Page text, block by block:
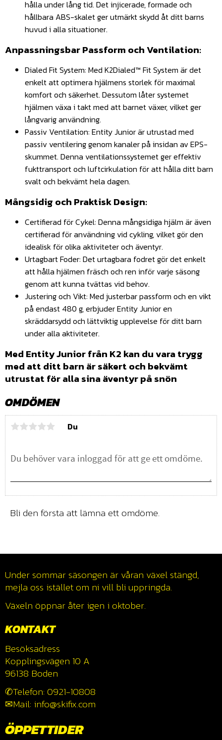
hålla under lång tid. Det injicerade, formade och
hållbara ABS-skalet ger utmärkt skydd åt ditt barns
huvud i alla situationer.
Anpassningsbar Passform och Ventilation:
Dialed Fit System: Med K2Dialed™ Fit System är det
enkelt att optimera hjälmens storlek för maximal
komfort och säkerhet. Dessutom låter systemet
hjälmen växa i takt med att barnet växer, vilket ger
långvarig användning.
Passiv Ventilation: Entity Junior är utrustad med
passiv ventilering genom kanaler på insidan av EPS-
skummet. Denna ventilationssystemet ger effektiv
fukttransport och luftcirkulation för att hålla ditt barn
svalt och bekvämt hela dagen.
Mångsidig och Praktisk Design:
Certifierad för Cykel: Denna mångsidiga hjälm är även
certifierad för användning vid cykling, vilket gör den
idealisk för olika aktiviteter och äventyr.
Urtagbart Foder: Det urtagbara fodret gör det enkelt
att hålla hjälmen fräsch och ren inför varje säsong
genom att kunna tvättas vid behov.
Justering och Vikt: Med justerbar passform och en vikt
på endast 480 g, erbjuder Entity Junior en
skräddarsydd och lättviktig upplevelse för ditt barn
under alla aktiviteter.
Med Entity Junior från K2 kan du vara trygg
med att ditt barn är säkert och bekvämt
utrustat för alla sina äventyr på snön
OMDÖMEN
Du
Bli den första att lämna ett omdöme.
Under sommar säsongen är våran växel stängd,
mejla oss istället om ni vill bli uppringda.
Växeln öppnar åter igen i oktober.
KONTAKT
Besöksadress
Kopplingsvägen 10 A
96138 Boden
✆Telefon: 0921-10808
✉Mail: info@skifix.com
ÖPPETTIDER